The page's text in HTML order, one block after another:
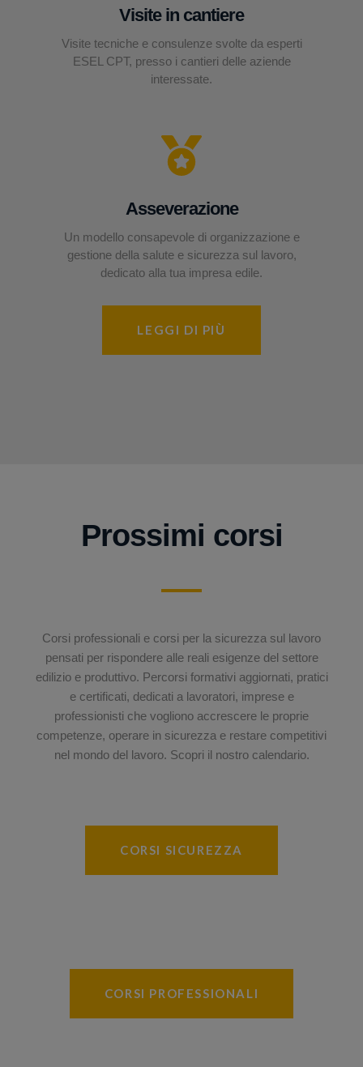
Visite in cantiere
Visite tecniche e consulenze svolte da esperti
ESEL CPT, presso i cantieri delle aziende
interessate.
Asseverazione
Un modello consapevole di organizzazione e
gestione della salute e sicurezza sul lavoro,
dedicato alla tua impresa edile.
LEGGI DI PIÙ
Prossimi corsi
Corsi professionali e corsi per la sicurezza sul lavoro
pensati per rispondere alle reali esigenze del settore
edilizio e produttivo. Percorsi formativi aggiornati, pratici
e certificati, dedicati a lavoratori, imprese e
professionisti che vogliono accrescere le proprie
competenze, operare in sicurezza e restare competitivi
nel mondo del lavoro. Scopri il nostro calendario.
CORSI SICUREZZA
CORSI PROFESSIONALI